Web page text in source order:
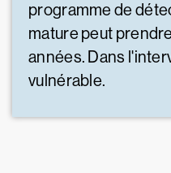
programme de
mature peut
années. Dans
vulnérable.